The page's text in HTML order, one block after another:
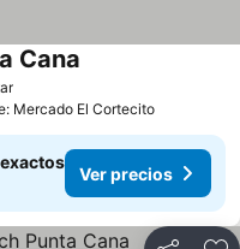
Ver precios
Cana
Mercado El Cortecito
Ver precios